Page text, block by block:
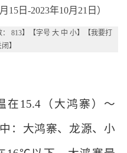
15日-2023年10月21日）
813】【字号 大 中 小】【我要打
】
15.4（大鸿寨）～
：大鸿寨、龙源、小